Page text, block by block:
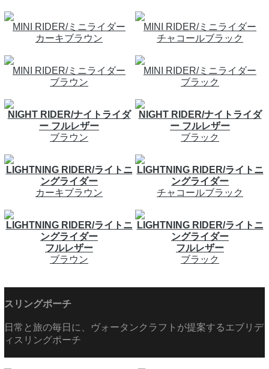
MINI RIDER/ミニライダー
カーキブラウン
MINI RIDER/ミニライダー
チャコールブラック
MINI RIDER/ミニライダー
ブラウン
MINI RIDER/ミニライダー
ブラック
NIGHT RIDER/ナイトライダ
ー フルレザー
ブラウン
NIGHT RIDER/ナイトライダ
ー フルレザー
ブラック
LIGHTNING RIDER/ライトニ
ングライダー
カーキブラウン
LIGHTNING RIDER/ライトニ
ングライダー
チャコールブラック
LIGHTNING RIDER/ライトニ
ングライダー
フルレザー
ブラウン
LIGHTNING RIDER/ライトニ
ングライダー
フルレザー
ブラック
スリングポーチ
日常と旅の毎日に、ヴォータンクラフトが提案するエブリデ
ィスリングポーチ